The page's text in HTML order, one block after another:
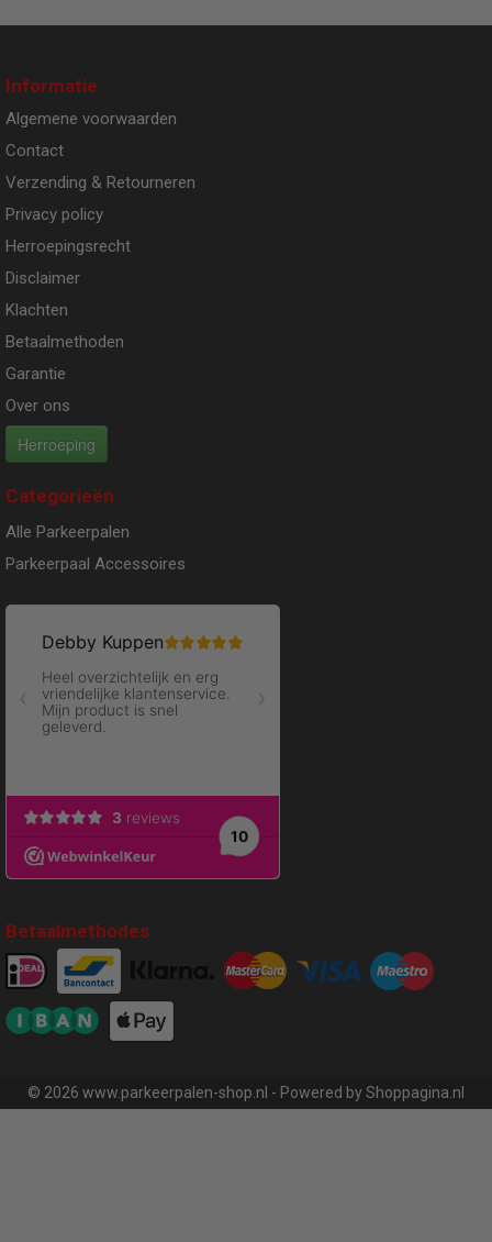
Informatie
Algemene voorwaarden
Contact
Verzending & Retourneren
Privacy policy
Herroepingsrecht
Disclaimer
Klachten
Betaalmethoden
Garantie
Over ons
Herroeping
Categorieën
Alle Parkeerpalen
Parkeerpaal Accessoires
Betaalmethodes
© 2026 www.parkeerpalen-shop.nl - Powered by Shoppagina.nl